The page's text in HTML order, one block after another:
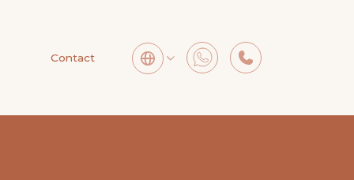
Contact